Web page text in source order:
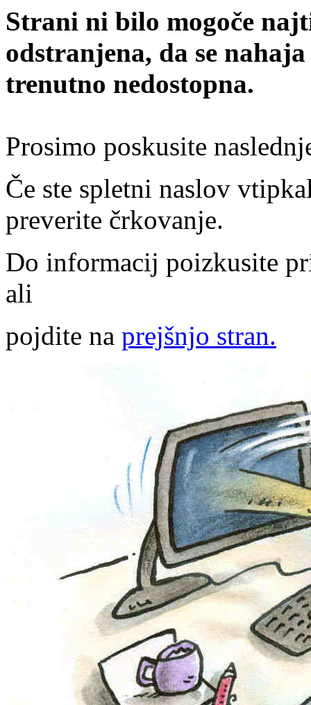
Strani ni bilo mogoče
odstranjena, da se
trenutno nedostopna.
Prosimo poskusite
Če ste spletni naslov
preverite črkovanje.
Do informacij poizkusite
ali
pojdite na prejšnjo stran.